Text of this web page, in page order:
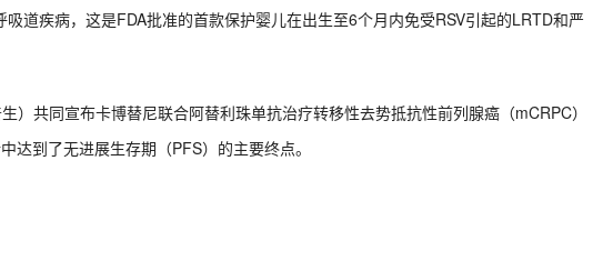
道疾病，这是FDA批准的首款保护婴儿在出生至6个月内免受RSV引起的LRTD和严
）共同宣布卡博替尼联合阿替利珠单抗治疗转移性去势抵抗性前列腺癌（mCRPC）
达到了无进展生存期（PFS）的主要终点。